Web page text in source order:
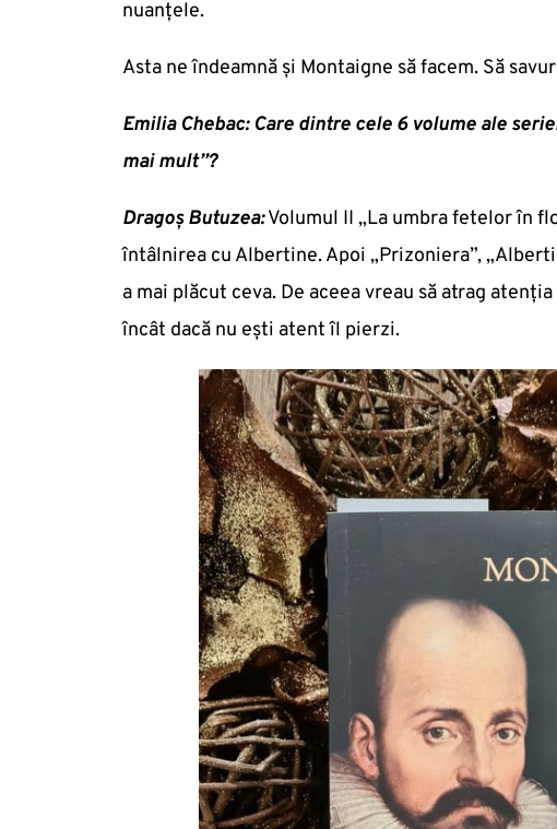
nuanțele.
Asta ne îndeamnă și Montaigne să facem. Să
Emilia Chebac: Care dintre cele 6 volume ale
mai mult”?
Dragoș Butuzea:Volumul II „La umbra fetelor în
întâlnirea cu Albertine. Apoi „Prizoniera”,
a mai plăcut ceva. De aceea vreau să atrag
încât dacă nu ești atent îl pierzi.